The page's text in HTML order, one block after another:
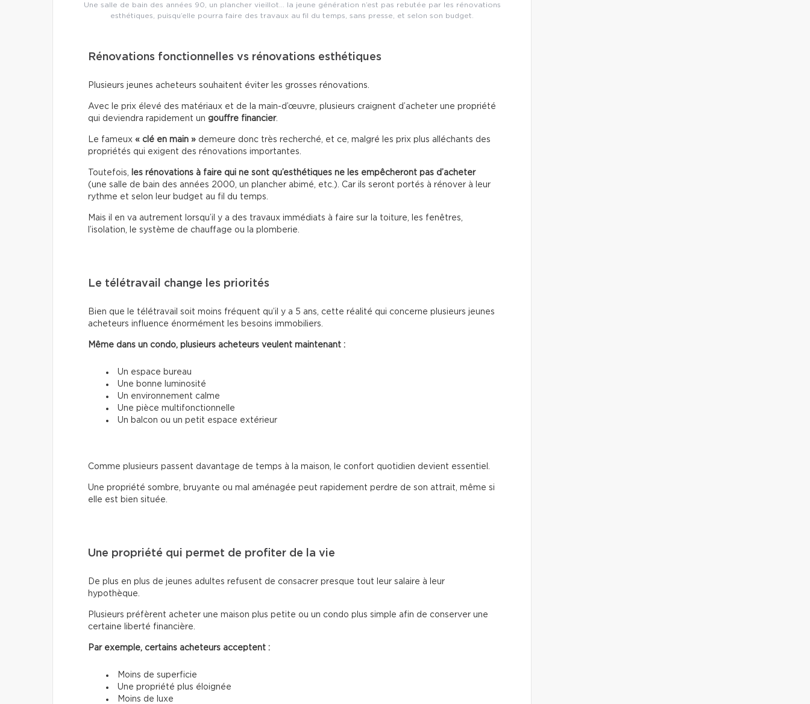
Une salle de bain des années 90, un plancher vieillot… la jeune génération n’est pas rebutée par les rénovations
esthétiques, puisqu’elle pourra faire des travaux au fil du temps, sans presse, et selon son budget.
Rénovations fonctionnelles vs rénovations esthétiques
Plusieurs jeunes acheteurs souhaitent éviter les grosses rénovations.
Avec le prix élevé des matériaux et de la main-d’œuvre, plusieurs craignent d’acheter une propriété
qui deviendra rapidement un gouffre financier.
Le fameux « clé en main » demeure donc très recherché, et ce, malgré les prix plus alléchants des
propriétés qui exigent des rénovations importantes.
Toutefois, les rénovations à faire qui ne sont qu’esthétiques ne les empêcheront pas d’acheter
(une salle de bain des années 2000, un plancher abimé, etc.). Car ils seront portés à rénover à leur
rythme et selon leur budget au fil du temps.
Mais il en va autrement lorsqu’il y a des travaux immédiats à faire sur la toiture, les fenêtres,
l’isolation, le système de chauffage ou la plomberie.
Le télétravail change les priorités
Bien que le télétravail soit moins fréquent qu’il y a 5 ans, cette réalité qui concerne plusieurs jeunes
acheteurs influence énormément les besoins immobiliers.
Même dans un condo, plusieurs acheteurs veulent maintenant :
Un espace bureau
Une bonne luminosité
Un environnement calme
Une pièce multifonctionnelle
Un balcon ou un petit espace extérieur
Comme plusieurs passent davantage de temps à la maison, le confort quotidien devient essentiel.
Une propriété sombre, bruyante ou mal aménagée peut rapidement perdre de son attrait, même si
elle est bien située.
Une propriété qui permet de profiter de la vie
De plus en plus de jeunes adultes refusent de consacrer presque tout leur salaire à leur
hypothèque.
Plusieurs préfèrent acheter une maison plus petite ou un condo plus simple afin de conserver une
certaine liberté financière.
Par exemple, certains acheteurs acceptent :
Moins de superficie
Une propriété plus éloignée
Moins de luxe